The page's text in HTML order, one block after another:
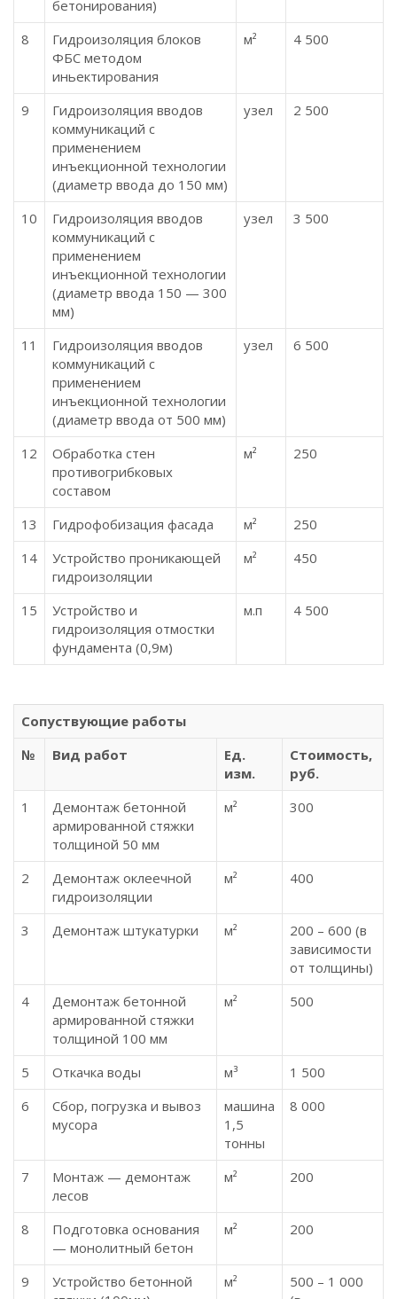
бетонирования)
8
Гидроизоляция блоков
ФБС методом
иньектирования
м² 4 500
9
Гидроизоляция вводов
коммуникаций с
применением
инъекционной технологии
(диаметр ввода до 150 мм)
узел 2 500
10
Гидроизоляция вводов
коммуникаций с
применением
инъекционной технологии
(диаметр ввода 150 — 300
мм)
узел 3 500
11
Гидроизоляция вводов
коммуникаций с
применением
инъекционной технологии
(диаметр ввода от 500 мм)
узел 6 500
12
Обработка стен
противогрибковых
составом
м² 250
13 Гидрофобизация фасада м²
250
14
Устройство проникающей
гидроизоляции
м² 450
15
Устройство и
гидроизоляция отмостки
фундамента (0,9м)
м.п 4 500
Сопуствующие работы
№
Вид работ
Ед.
изм.
Стоимость,
руб.
1
Демонтаж бетонной
армированной стяжки
толщиной 50 мм
м² 300
2
Демонтаж оклеечной
гидроизоляции
м² 400
3 Демонтаж штукатурки м²
200 – 600 (в
зависимости
от толщины)
4
Демонтаж бетонной
армированной стяжки
толщиной 100 мм
м² 500
5 Откачка воды м³
1 500
6
Сбор, погрузка и вывоз
мусора
машина
1,5
тонны
8 000
7
Монтаж — демонтаж
лесов
м² 200
8
Подготовка основания
— монолитный бетон
м² 200
9
Устройство бетонной
м²
500 – 1 000